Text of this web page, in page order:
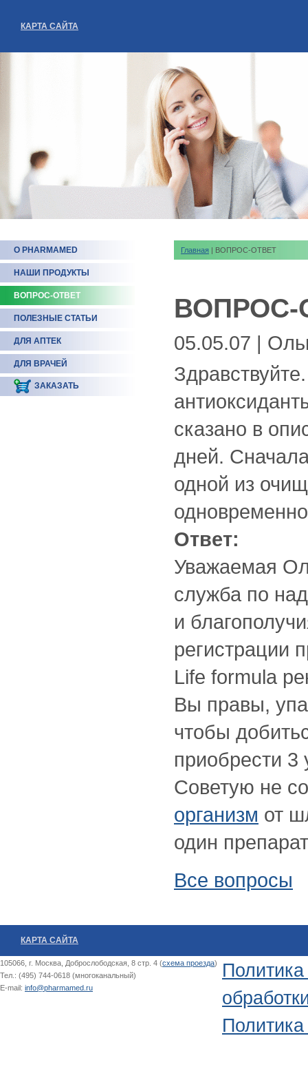
КАРТА САЙТА
О PHARMAMED
НАШИ ПРОДУКТЫ
ВОПРОС-ОТВЕТ
ПОЛЕЗНЫЕ СТАТЬИ
ДЛЯ АПТЕК
ДЛЯ ВРАЧЕЙ
ЗАКАЗАТЬ
Главная | ВОПРОС-ОТВЕТ
ВОПРОС-
05.05.07 |
сказано в
дней.
одной из
Ответ:
Уважаемая
служба по
и
регистрации
Life formula
Вы правы,
чтобы
приобрести 3
Советую не
организм от
один
Все вопросы
КАРТА САЙТА
105066, г. Москва, Доброслободская, 8 стр. 4 (схема проезда)
Тел.: (495) 744-0618 (многоканальный)
E-mail: info@pharmamed.ru